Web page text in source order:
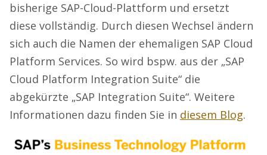
bisherige SAP-Cloud-Plattform und ersetzt
diese vollständig. Durch diesen Wechsel ändern
sich auch die Namen der ehemaligen SAP Cloud
Platform Services. So wird bspw. aus der „SAP
Cloud Platform Integration Suite“ die
abgekürzte „SAP Integration Suite“. Weitere
Informationen dazu finden Sie in diesem Blog.